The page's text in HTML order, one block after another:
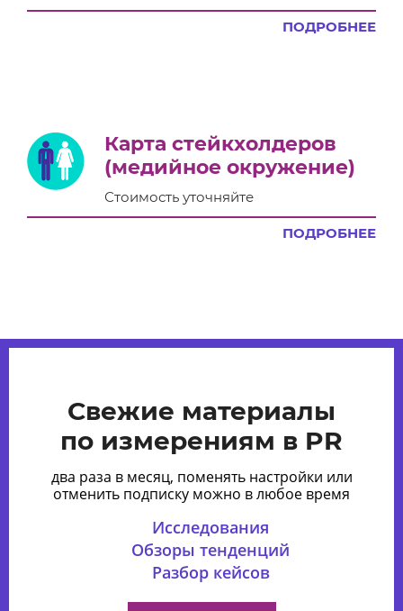
ПОДРОБНЕЕ
Карта стейкхолдеров
(медийное окружение)
Стоимость уточняйте
ПОДРОБНЕЕ
Свежие материалы
по измерениям в PR
два раза в месяц, поменять настройки или
отменить подписку можно в любое время
Исследования
Обзоры тенденций
Разбор кейсов